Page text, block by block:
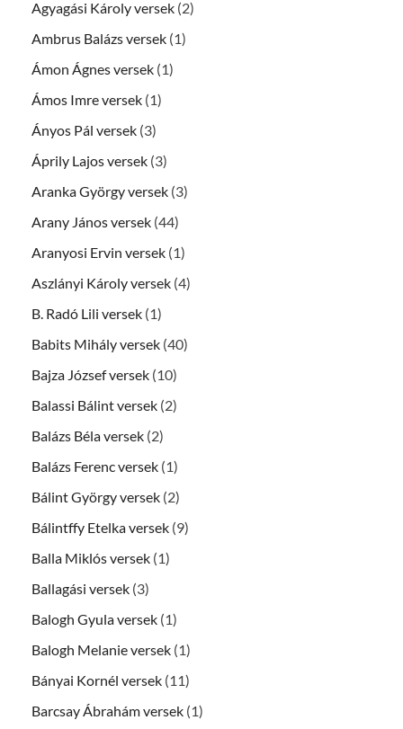
Agyagási Károly versek (2)
Ambrus Balázs versek (1)
Ámon Ágnes versek (1)
Ámos Imre versek (1)
Ányos Pál versek (3)
Áprily Lajos versek (3)
Aranka György versek (3)
Arany János versek (44)
Aranyosi Ervin versek (1)
Aszlányi Károly versek (4)
B. Radó Lili versek (1)
Babits Mihály versek (40)
Bajza József versek (10)
Balassi Bálint versek (2)
Balázs Béla versek (2)
Balázs Ferenc versek (1)
Bálint György versek (2)
Bálintffy Etelka versek (9)
Balla Miklós versek (1)
Ballagási versek (3)
Balogh Gyula versek (1)
Balogh Melanie versek (1)
Bányai Kornél versek (11)
Barcsay Ábrahám versek (1)